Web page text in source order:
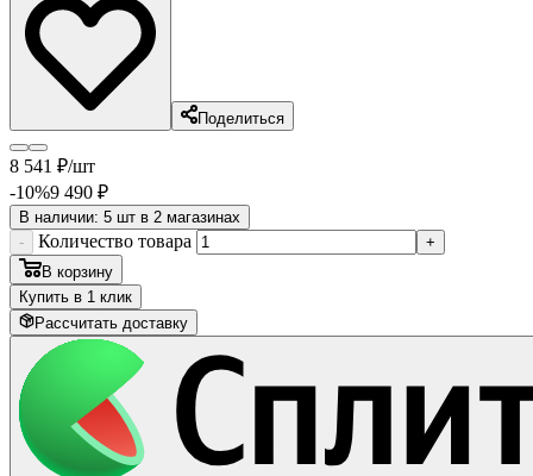
Поделиться
8 541 ₽/шт
-10%9 490 ₽
В наличии: 5 шт в 2 магазинах
-
Количество товара
+
В корзину
Купить в 1 клик
Рассчитать доставку